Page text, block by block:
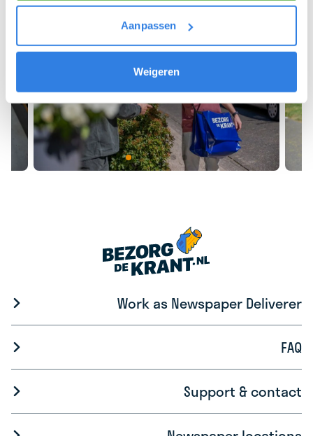
Aanpassen
Weigeren
Work as Newspaper Deliverer
FAQ
Support & contact